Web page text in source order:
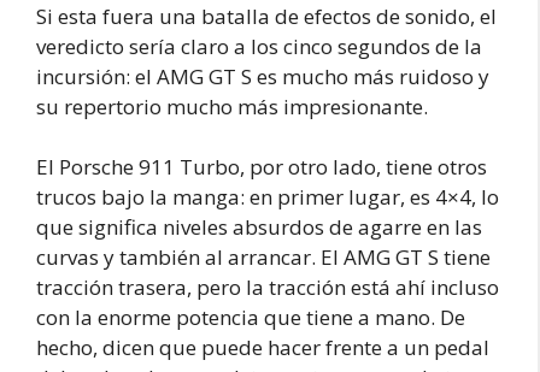
Si esta fuera una batalla de efectos de sonido, el
veredicto sería claro a los cinco segundos de la
incursión: el AMG GT S es mucho más ruidoso y
su repertorio mucho más impresionante.
El Porsche 911 Turbo, por otro lado, tiene otros
trucos bajo la manga: en primer lugar, es 4×4, lo
que significa niveles absurdos de agarre en las
curvas y también al arrancar. El AMG GT S tiene
tracción trasera, pero la tracción está ahí incluso
con la enorme potencia que tiene a mano. De
hecho, dicen que puede hacer frente a un pedal